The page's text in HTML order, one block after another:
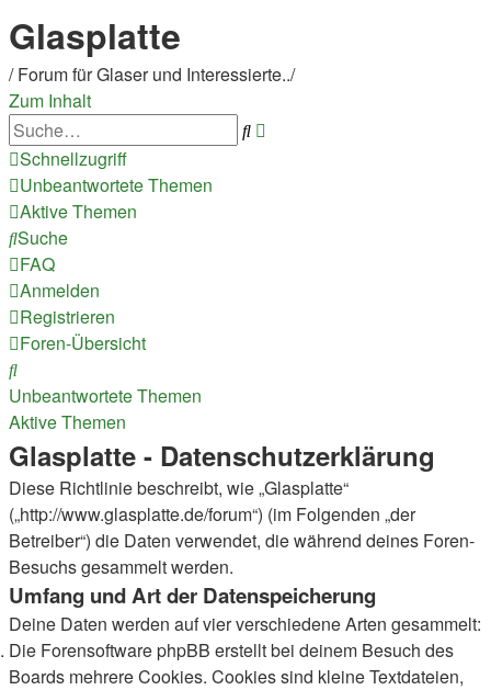
Glasplatte
/ Forum für Glaser und Interessierte../
Zum Inhalt
Suche
Schnellzugriff
Unbeantwortete Themen
Aktive Themen
Suche
FAQ
Anmelden
Registrieren
Foren-Übersicht
Suche
Unbeantwortete Themen
Aktive Themen
Glasplatte - Datenschutzerklärung
Diese Richtlinie beschreibt, wie „Glasplatte“
(„http://www.glasplatte.de/forum“) (im Folgenden „der
Betreiber“) die Daten verwendet, die während deines Foren-
Besuchs gesammelt werden.
Umfang und Art der Datenspeicherung
Deine Daten werden auf vier verschiedene Arten gesammelt:
Die Forensoftware phpBB erstellt bei deinem Besuch des
Boards mehrere Cookies. Cookies sind kleine Textdateien,